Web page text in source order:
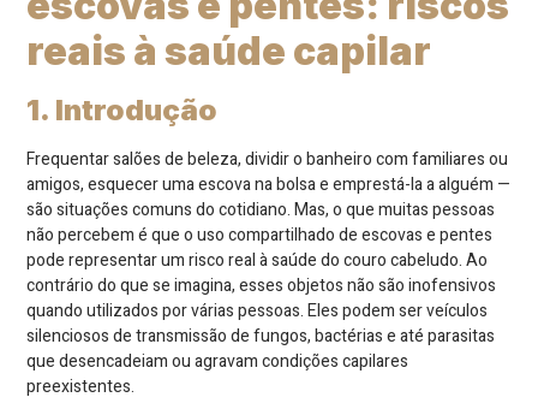
reais à saúde capilar
1. Introdução
Frequentar salões de beleza, dividir o banheiro com familiares ou
amigos, esquecer uma escova na bolsa e emprestá-la a alguém —
são situações comuns do cotidiano. Mas, o que muitas pessoas
não percebem é que o uso compartilhado de escovas e pentes
pode representar um risco real à saúde do couro cabeludo. Ao
contrário do que se imagina, esses objetos não são inofensivos
quando utilizados por várias pessoas. Eles podem ser veículos
silenciosos de transmissão de fungos, bactérias e até parasitas
que desencadeiam ou agravam condições capilares
preexistentes.